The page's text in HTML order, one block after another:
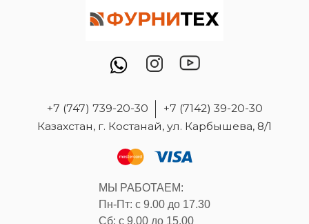
+7 (747) 739-20-30
+7 (7142) 39-20-30
Казахстан, г. Костанай, ул. Карбышева, 8/1
МЫ РАБОТАЕМ:
Пн-Пт: с 9.00 до 17.30
Сб: с 9.00 до 15.00